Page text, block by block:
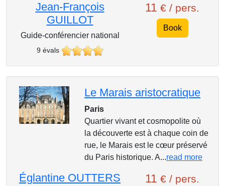
Jean-François
GUILLOT
Guide-conférencier national
9 évals
11 € / pers.
Book
Le Marais aristocratique
Paris
Quartier vivant et cosmopolite où
la découverte est à chaque coin de
rue, le Marais est le cœur préservé
du Paris historique. A...read more
Églantine OUTTERS 11 € / pers.